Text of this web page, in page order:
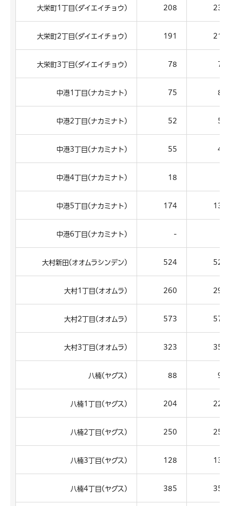
大栄町1丁目(ダイエイチョウ) 208 234
大栄町2丁目(ダイエイチョウ) 191 212
大栄町3丁目(ダイエイチョウ) 78 79
中港1丁目(ナカミナト) 75 88
中港2丁目(ナカミナト) 52 52
中港3丁目(ナカミナト) 55 45
中港4丁目(ナカミナト) 18
中港5丁目(ナカミナト) 174 138
中港6丁目(ナカミナト) -
大村新田(オオムラシンデン) 524 520
大村1丁目(オオムラ) 260 292
大村2丁目(オオムラ) 573 574
大村3丁目(オオムラ) 323 358
八楠(ヤグス) 88 91
八楠1丁目(ヤグス) 204 228
八楠2丁目(ヤグス) 250 255
八楠3丁目(ヤグス) 128 131
八楠4丁目(ヤグス) 385 351